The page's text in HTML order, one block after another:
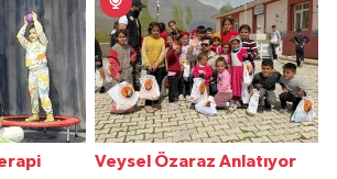
Veysel Özaraz Anlatıyor